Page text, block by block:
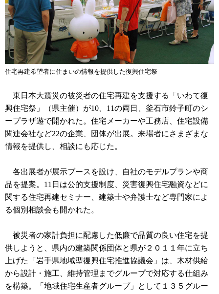
住宅再建希望者に住まいの情報を提供した復興住宅祭
東日本大震災の被災者の住宅再建を支援する「いわて復
興住宅祭」（県主催）が10、11の両日、釜石市鈴子町のシ
ープラザ遊で開かれた。住宅メーカーや工務店、住宅設備
関連会社など22の企業、団体が出展。来場者にさまざまな
情報を提供し、相談にも応じた。
各出展者が展示ブースを設け、自社のモデルプランや商
品を提案。11日は公的支援制度、災害復興住宅融資などに
関する住宅再建セミナー、建築士や弁護士など専門家によ
る個別相談会も開かれた。
被災者の家計負担に配慮した低廉で品質の良い住宅を提
供しようと、県内の建築関係団体と県が２０１１年に立ち
上げた「岩手県地域型復興住宅推進協議会」は、木材供給
から設計・施工、維持管理までグループで対応する仕組み
を構築。「地域住宅生産者グループ」として１３５グルー